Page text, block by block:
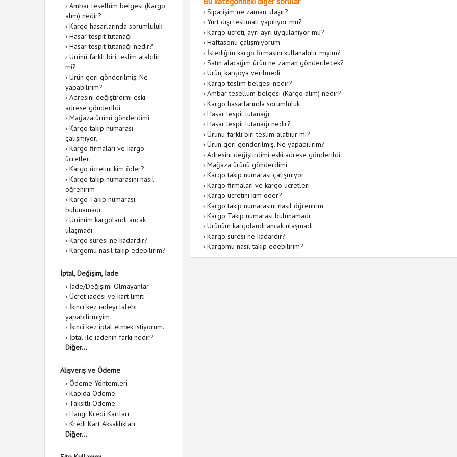
› Ambar tesellüm belgesi (Kargo
alım) nedir?
› Kargo hasarlarında sorumluluk
› Hasar tespit tutanağı
› Hasar tespit tutanağı nedir?
› Ürünü farklı biri teslim alabilir
mi?
› Ürün geri gönderilmiş. Ne
yapabilirim?
› Adresini değiştirdimi eski
adrese gönderildi
› Mağaza ürünü gönderdimi
› Kargo takip numarası
çalışmıyor.
› Kargo firmaları ve kargo
ücretleri
› Kargo ücretini kim öder?
› Kargo takip numarasını nasıl
öğrenirim
› Kargo Takip numarası
bulunamadı
› Ürünüm kargolandı ancak
ulaşmadı
› Kargo süresi ne kadardır?
› Kargomu nasıl takip edebilirim?
İptal, Değişim, İade
› İade/Değişimi Olmayanlar
› Ücret iadesi ve kart limiti
› İkinci kez iadeyi talebi
yapabilirmiyim
› İkinci kez iptal etmek istiyorum.
› İptal ile iadenin farkı nedir?
Diğer...
Alışveriş ve Ödeme
› Ödeme Yöntemleri
› Kapıda Ödeme
› Taksitli Ödeme
› Hangi Kredi Kartları
› Kredi Kart Aksaklıkları
Diğer...
› Siparişim ne zaman ulaşır?
› Yurt dışı teslimatı yapılıyor mu?
› Kargo ücreti, ayrı ayrı uygulanıyor mu?
› Haftasonu çalışmıyorum
› İstediğim kargo firmasını kullanabilir miyim?
› Satın alacağım ürün ne zaman gönderilecek?
› Ürün, kargoya verilmedi
› Kargo teslim belgesi nedir?
› Ambar tesellüm belgesi (Kargo alım) nedir?
› Kargo hasarlarında sorumluluk
› Hasar tespit tutanağı
› Hasar tespit tutanağı nedir?
› Ürünü farklı biri teslim alabilir mi?
› Ürün geri gönderilmiş. Ne yapabilirim?
› Adresini değiştirdimi eski adrese gönderildi
› Mağaza ürünü gönderdimi
› Kargo takip numarası çalışmıyor.
› Kargo firmaları ve kargo ücretleri
› Kargo ücretini kim öder?
› Kargo takip numarasını nasıl öğrenirim
› Kargo Takip numarası bulunamadı
› Ürünüm kargolandı ancak ulaşmadı
› Kargo süresi ne kadardır?
› Kargomu nasıl takip edebilirim?